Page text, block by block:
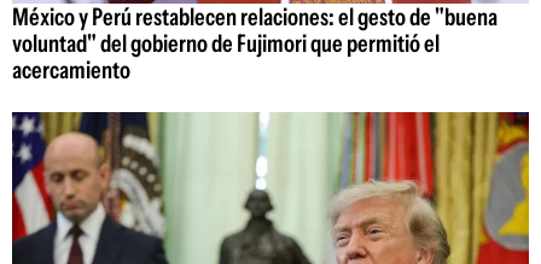
México y Perú restablecen relaciones: el gesto de "buena
voluntad" del gobierno de Fujimori que permitió el
acercamiento